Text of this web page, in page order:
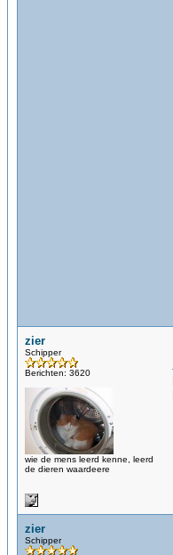
zier
Schipper
Berichten: 3620
wie de mens leerd kenne, leerd
de dieren waardeere
zier
Schipper